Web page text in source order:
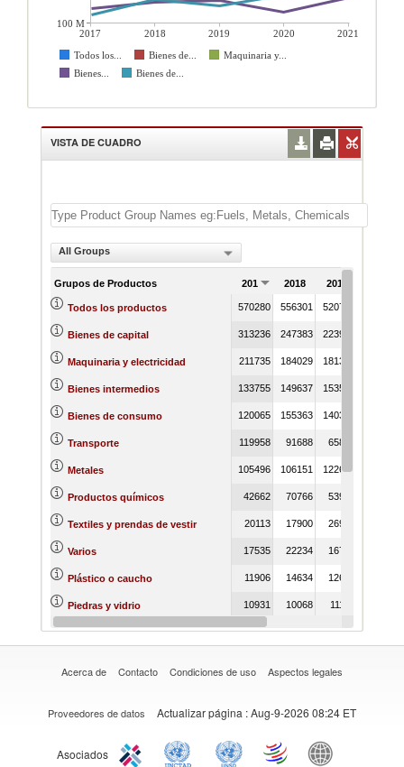
2017 2018 2019 2020
2021
Todos los...
Bienes de...
Maquinaria y...
Bienes...
Bienes de...
100 M
VISTA DE CUADRO
All Groups
Grupos de Productos 2017 2018 2019
Todos los productos 570280 556301 520736
Bienes de capital 313236 247383 223955
Maquinaria y electricidad 211735 184029 181321
Bienes intermedios 133755 149637 153541
Bienes de consumo 120065 155363 140352
Transporte 119958 91688 65899
Metales 105496 106151 122621
Productos químicos 42662 70766 53996
Textiles y prendas de vestir 20113 17900 26977
Varios 17535 22234 16798
Plástico o caucho 11906 14634 12680
Piedras y vidrio 10931 10068 11174
Combustibles 6619 6113 3247
Acerca de Contacto Condiciones de uso Aspectos legales
Proveedores de datos Actualizar página : Aug-9-2026 08:24 ET
Asociados